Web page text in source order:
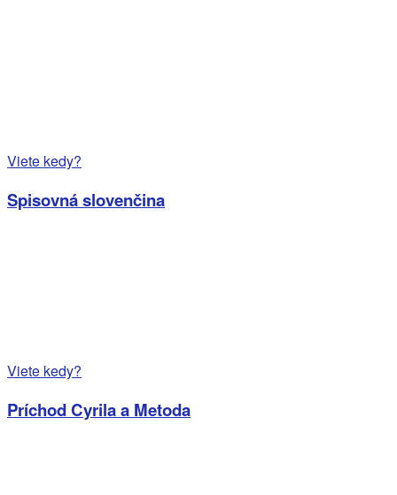
Viete kedy?
Spisovná slovenčina
Viete kedy?
Príchod Cyrila a Metoda